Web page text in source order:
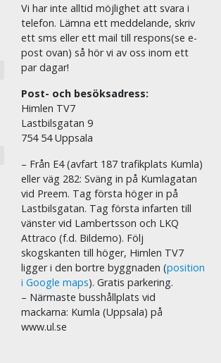
Vi har inte alltid möjlighet att svara i
telefon. Lämna ett meddelande, skriv
ett sms eller ett mail till respons(se e-
post ovan) så hör vi av oss inom ett
par dagar!
Post- och besöksadress:
Himlen TV7
Lastbilsgatan 9
754 54 Uppsala
– Från E4 (avfart 187 trafikplats Kumla)
eller väg 282: Sväng in på Kumlagatan
vid Preem. Tag första höger in på
Lastbilsgatan. Tag första infarten till
vänster vid Lambertsson och LKQ
Attraco (f.d. Bildemo). Följ
skogskanten till höger, Himlen TV7
ligger i den bortre byggnaden (position
i Google maps). Gratis parkering.
– Närmaste busshållplats vid
mackarna: Kumla (Uppsala) på
www.ul.se